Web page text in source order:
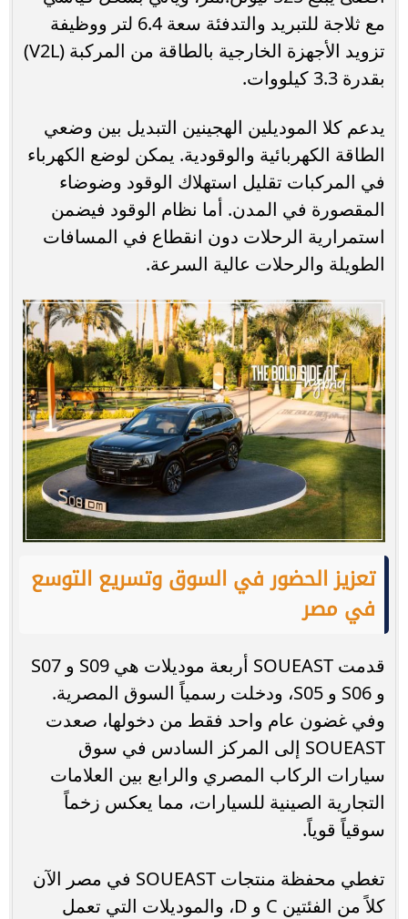
مع ثلاجة للتبريد والتدفئة سعة 6.4 لتر ووظيفة
تزويد الأجهزة الخارجية بالطاقة من المركبة (V2L)
بقدرة 3.3 كيلووات.
يدعم كلا الموديلين الهجينين التبديل بين وضعي
الطاقة الكهربائية والوقودية. يمكن لوضع الكهرباء
في المركبات تقليل استهلاك الوقود وضوضاء
المقصورة في المدن. أما نظام الوقود فيضمن
استمرارية الرحلات دون انقطاع في المسافات
الطويلة والرحلات عالية السرعة.
تعزيز الحضور في السوق وتسريع التوسع
في مصر
قدمت SOUEAST أربعة موديلات هي S09 و S07
و S06 و S05، ودخلت رسمياً السوق المصرية.
وفي غضون عام واحد فقط من دخولها، صعدت
SOUEAST إلى المركز السادس في سوق
سيارات الركاب المصري والرابع بين العلامات
التجارية الصينية للسيارات، مما يعكس زخماً
سوقياً قوياً.
تغطي محفظة منتجات SOUEAST في مصر الآن
كلاً من الفئتين C و D، والموديلات التي تعمل